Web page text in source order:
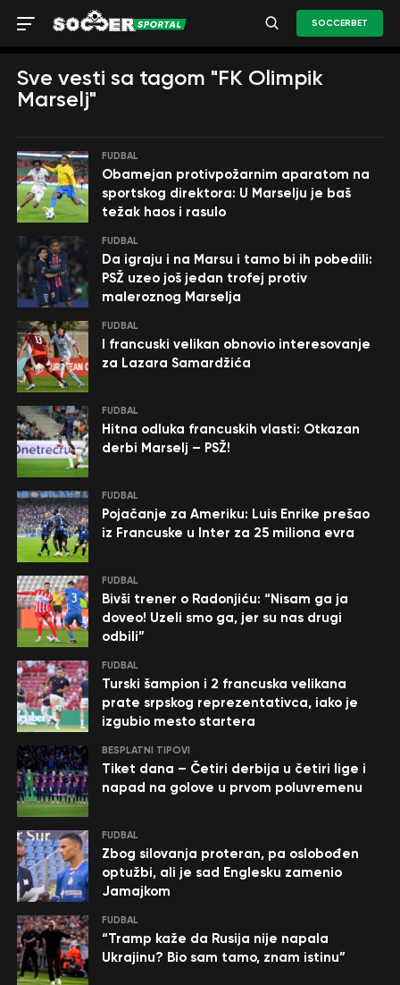
SOCCERBET
Sve vesti sa tagom "FK Olimpik
Marselj"
FUDBAL
Obamejan protivpožarnim aparatom na
sportskog direktora: U Marselju je baš
težak haos i rasulo
FUDBAL
Da igraju i na Marsu i tamo bi ih pobedili:
PSŽ uzeo još jedan trofej protiv
maleroznog Marselja
FUDBAL
I francuski velikan obnovio interesovanje
za Lazara Samardžića
FUDBAL
Hitna odluka francuskih vlasti: Otkazan
derbi Marselj – PSŽ!
FUDBAL
Pojačanje za Ameriku: Luis Enrike prešao
iz Francuske u Inter za 25 miliona evra
FUDBAL
Bivši trener o Radonjiću: “Nisam ga ja
doveo! Uzeli smo ga, jer su nas drugi
odbili”
FUDBAL
Turski šampion i 2 francuska velikana
prate srpskog reprezentativca, iako je
izgubio mesto startera
BESPLATNI TIPOVI
Tiket dana – Četiri derbija u četiri lige i
napad na golove u prvom poluvremenu
FUDBAL
Zbog silovanja proteran, pa oslobođen
optužbi, ali je sad Englesku zamenio
Jamajkom
FUDBAL
“Tramp kaže da Rusija nije napala
Ukrajinu? Bio sam tamo, znam istinu”